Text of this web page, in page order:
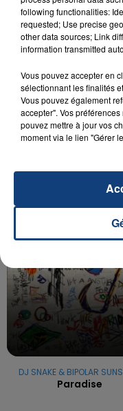
d'un liquide
20 juillet 2026
UNE
OPÉRER DE LA
La famille a porté
TITRES
DJ SNAKE & BIPOLAR
Paradise
following functionalities:
requested; Use precise
other data sources; Link
information transmitted
Vous pouvez accepter en
sélectionnant les finalités
Vous pouvez également
accepter". Vos
pouvez mettre à jour vos
moment via le lien "Gérer